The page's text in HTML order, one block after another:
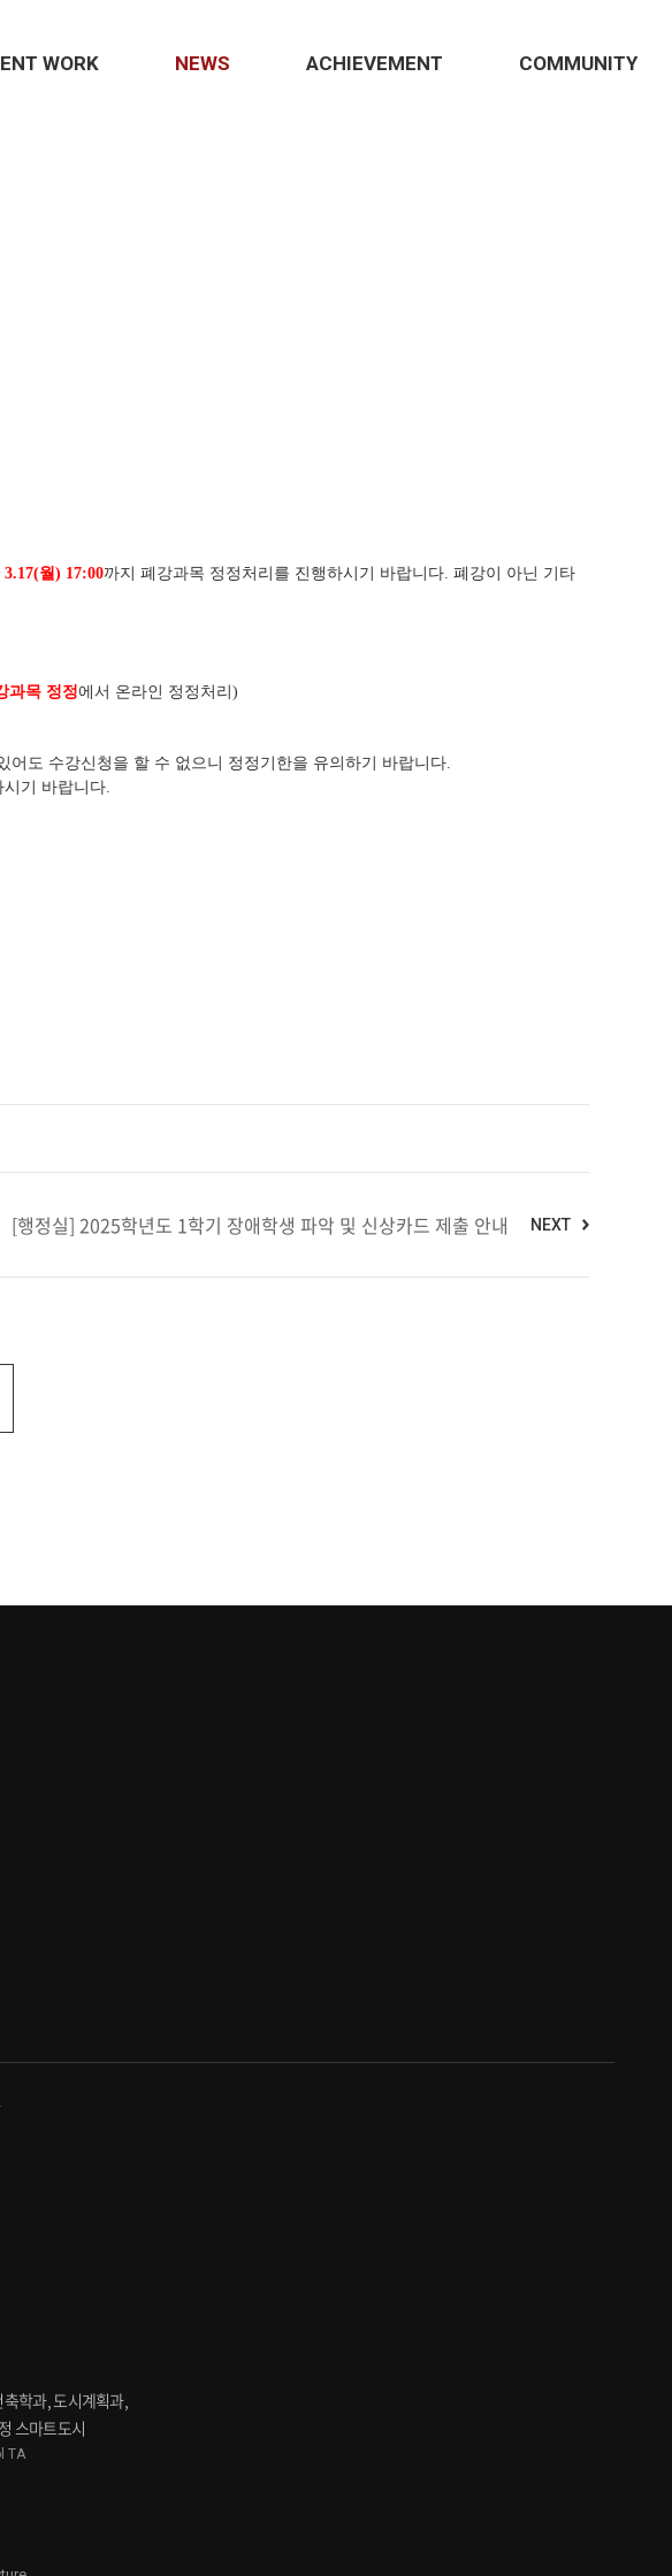
WORK NEWS ACHIEVEMENT COMMUNITY
3.17(월) 17:00까지 폐강과목 정정처리를 진행하시기 바랍니다. 폐강이 아닌 기타
과목 정정에서 온라인 정정처리 )
도 수강신청을 할 수 없으니 정정기한을 유의하기 바랍니다.
기 바랍니다.
NEXT
[행정실] 2025학년도 1학기 장애학생 파악 및 신상카드 제출 안내
학과, 도시계획과,
스마트도시
TA